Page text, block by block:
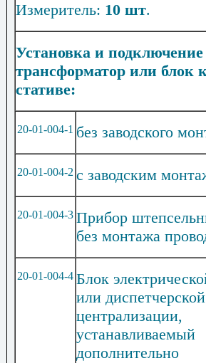
Измеритель: 10 шт.
Установка и
трансформатор или блок
стативе:
20-01-004-1 без заводского
20-01-004-2 с заводским
20-01-004-3 Прибор
без монтажа
20-01-004-4 Блок
или диспетчерской
централизации,
устанавливаемый
дополнительно